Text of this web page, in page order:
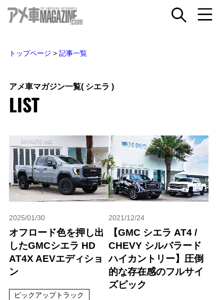
トップページ > 記事一覧
アメ車マガジン一覧( シエラ )
LIST
2025/01/30
オフロード色を押し出
したGMCシエラ HD
AT4X AEVエディショ
ン
ピックアップトラック
2021/12/24
【GMC シエラ AT4 /
CHEVY シルバラード
ハイカントリー】圧倒
的な存在感のフルサイ
ズピック